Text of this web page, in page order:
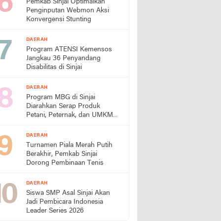
Pemkab Sinjai Optimalkan
Penginputan Webmon Aksi
Konvergensi Stunting
DAERAH
Program ATENSI Kemensos
Jangkau 36 Penyandang
Disabilitas di Sinjai
DAERAH
Program MBG di Sinjai
Diarahkan Serap Produk
Petani, Peternak, dan UMKM
DAERAH
Turnamen Piala Merah Putih
Berakhir, Pemkab Sinjai
Dorong Pembinaan Tenis
DAERAH
Siswa SMP Asal Sinjai Akan
Jadi Pembicara Indonesia
Leader Series 2026